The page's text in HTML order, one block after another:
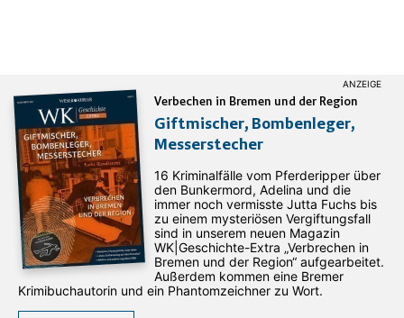
Verbechen in Bremen und der Region
Giftmischer, Bombenleger,
Messerstecher
16 Kriminalfälle vom Pferderipper über
den Bunkermord, Adelina und die
immer noch vermisste Jutta Fuchs bis
zu einem mysteriösen Vergiftungsfall
sind in unserem neuen Magazin
WK|Geschichte-Extra „Verbrechen in
Bremen und der Region“ aufgearbeitet.
Außerdem kommen eine Bremer
Krimibuchautorin und ein Phantomzeichner zu Wort.